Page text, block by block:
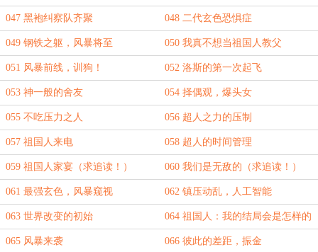
读！）
047 黑袍纠察队齐聚 048 二代玄色恐惧症
049 钢铁之躯，风暴将至 050 我真不想当祖国人教父
051 风暴前线，训狗！ 052 洛斯的第一次起飞
053 神一般的舍友 054 择偶观，爆头女
055 不吃压力之人 056 超人之力的压制
057 祖国人来电 058 超人的时间管理
059 祖国人家宴（求追读！） 060 我们是无敌的（求追读！）
061 最强玄色，风暴窥视 062 镇压动乱，人工智能
063 世界改变的初始 064 祖国人：我的结局会是怎样的
呢
065 风暴来袭 066 彼此的差距，振金